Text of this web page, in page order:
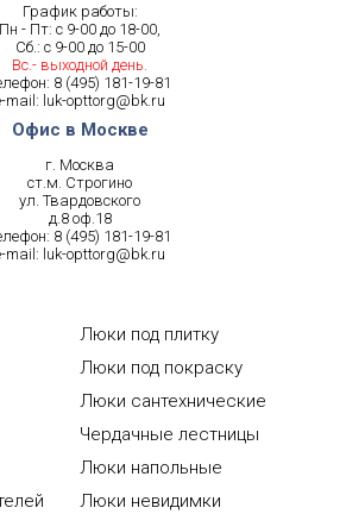
График работы:
Пн - Пт: с 9-00 до 18-00,
Сб.: с 9-00 до 15-00
Вс.- выходной день.
8 (495) 181-19-81
mail: luk-opttorg@bk.ru
Офис в Москве
г. Москва
ст.м. Строгино
ул. Твардовского
д.8 оф.18
8 (495) 181-19-81
mail: luk-opttorg@bk.ru
Люки под плитку
Люки под покраску
Люки сантехнические
Чердачные лестницы
Люки напольные
Люки невидимки